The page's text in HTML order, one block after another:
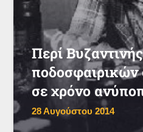
Περί
σε χρόνο
28 Αυγούστου 2014